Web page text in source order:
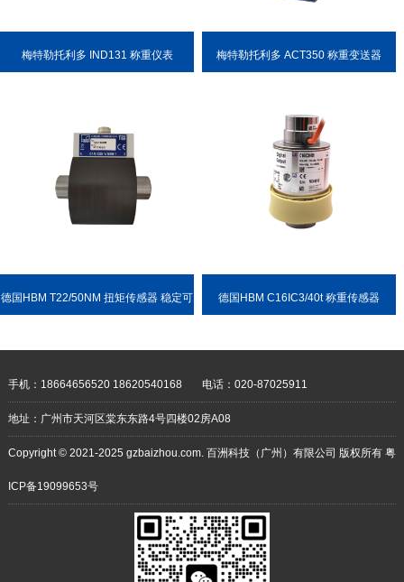
梅特勒托利多 IND131 称重仪表 梅特勒托利多 ACT350 称重变送器
德国HBM T22/50NM 扭矩传感器 稳定可 德国HBM C16IC3/40t 称重传感器
手机：18664656520 18620540168 电话：020-87025911
地址：广州市天河区棠东东路4号四楼02房A08
Copyright © 2021-2025 gzbaizhou.com. 百洲科技（广州）有限公司 版权所有 粤
ICP备19099653号